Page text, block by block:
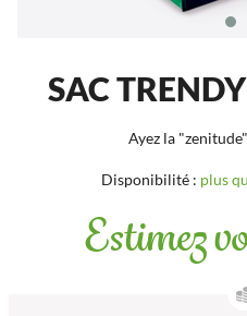
SAC
Ayez la
Disponibilité : plus
Estimez